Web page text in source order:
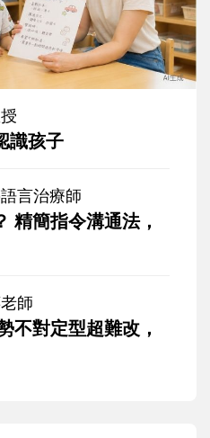
識孩子
言治療師
精簡指令溝通法，
師
不對定型超難改，